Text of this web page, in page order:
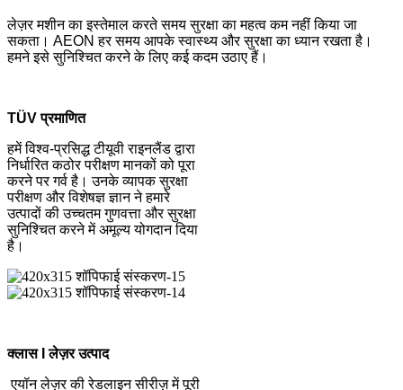
लेज़र मशीन का इस्तेमाल करते समय सुरक्षा का महत्व कम नहीं किया जा
सकता। AEON हर समय आपके स्वास्थ्य और सुरक्षा का ध्यान रखता है।
हमने इसे सुनिश्चित करने के लिए कई कदम उठाए हैं।
TÜV प्रमाणित
हमें विश्व-प्रसिद्ध टीयूवी राइनलैंड द्वारा
निर्धारित कठोर परीक्षण मानकों को पूरा
करने पर गर्व है। उनके व्यापक सुरक्षा
परीक्षण और विशेषज्ञ ज्ञान ने हमारे
उत्पादों की उच्चतम गुणवत्ता और सुरक्षा
सुनिश्चित करने में अमूल्य योगदान दिया
है।
क्लास I लेज़र उत्पाद
एयॉन लेज़र की रेडलाइन सीरीज़ में पूरी